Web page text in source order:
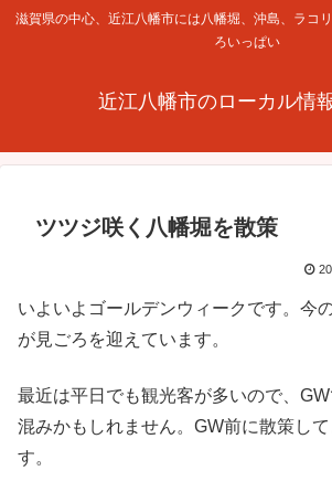
滋賀県の中心、近江八幡市には八幡堀、沖島、ラコ
ろいっぱい
近江八幡市のローカル情
ツツジ咲く八幡堀を散策
いよいよゴールデンウィークです。今
が見ごろを迎えています。
最近は平日でも観光客が多いので、
混みかもしれません。GW前に散策し
す。